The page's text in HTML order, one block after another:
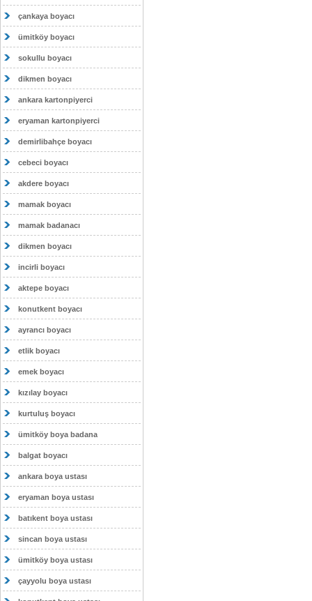
çankaya boyacı
ümitköy boyacı
sokullu boyacı
dikmen boyacı
ankara kartonpiyerci
eryaman kartonpiyerci
demirlibahçe boyacı
cebeci boyacı
akdere boyacı
mamak boyacı
mamak badanacı
dikmen boyacı
incirli boyacı
aktepe boyacı
konutkent boyacı
ayrancı boyacı
etlik boyacı
emek boyacı
kızılay boyacı
kurtuluş boyacı
ümitköy boya badana
balgat boyacı
ankara boya ustası
eryaman boya ustası
batıkent boya ustası
sincan boya ustası
ümitköy boya ustası
çayyolu boya ustası